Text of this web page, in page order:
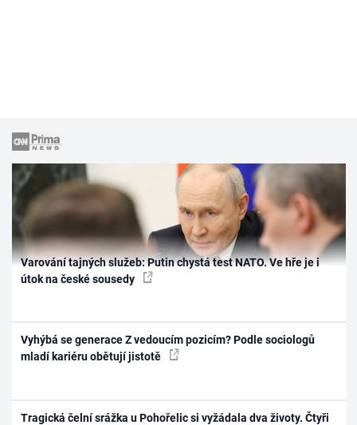
Varování tajných služeb: Putin chystá test NATO. Ve hře je i
útok na české sousedy
Vyhýbá se generace Z vedoucím pozicím? Podle sociologů
mladí kariéru obětují jistotě
Tragická čelní srážka u Pohořelic si vyžádala dva životy. Čtyři